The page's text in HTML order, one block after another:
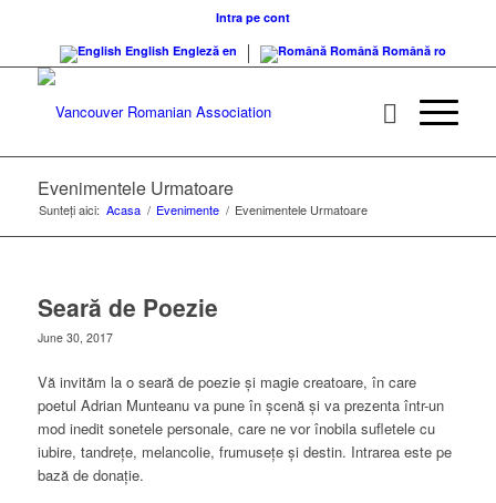
Intra pe cont
English Engleză en Română Română ro
Evenimentele Urmatoare
Sunteți aici: Acasa / Evenimente / Evenimentele Urmatoare
Seară de Poezie
June 30, 2017
Vă invităm la o seară de poezie și magie creatoare, în care
poetul Adrian Munteanu va pune în șcenă și va prezenta într-un
mod inedit sonetele personale, care ne vor înobila sufletele cu
iubire, tandrețe, melancolie, frumusețe și destin. Intrarea este pe
bază de donație.